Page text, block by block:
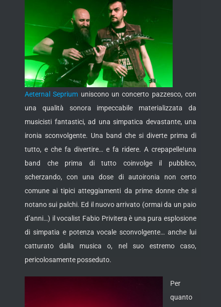
Aeternal Seprium uniscono un concerto pazzesco, con
una qualità sonora impeccabile materializzata da
musicisti fantastici, ad una simpatica devastante, una
ironia sconvolgente. Una band che si diverte prima di
tutto, e che fa divertire… e fa ridere. A crepapelle!una
band che prima di tutto coinvolge il pubblico,
scherzando, con una dose di autoironia non certo
comune ai tipici atteggiamenti da prime donne che si
notano sui palchi. Ed il nuovo arrivato (ormai da un paio
d’anni…) il vocalist Fabio Privitera è una pura esplosione
di simpatia e potenza vocale sconvolgente… anche lui
catturato dalla musica o, nel suo estremo caso,
pericolosamente posseduto.
Per
quanto